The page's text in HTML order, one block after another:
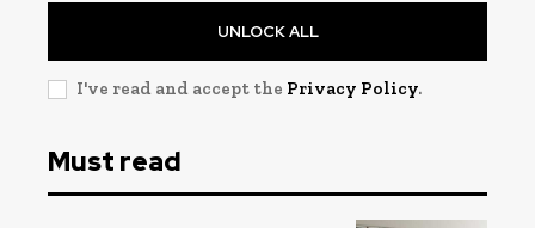
UNLOCK ALL
I've read and accept the Privacy Policy.
Must read